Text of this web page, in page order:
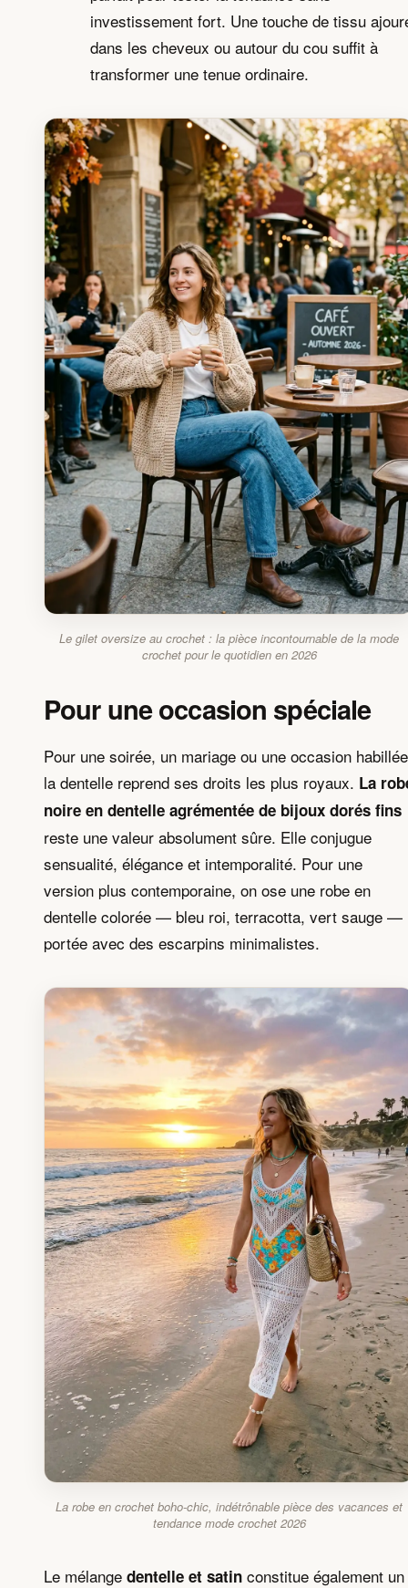
investissement fort. Une touche de tissu
dans les cheveux ou autour du cou suffit à
transformer une tenue ordinaire.
Le gilet oversize au crochet : la pièce incontournable de la mode
crochet pour le quotidien en 2026
Pour une occasion spéciale
Pour une soirée, un mariage ou une occasion
la dentelle reprend ses droits les plus royaux. La
noire en dentelle agrémentée de bijoux dorés fins
reste une valeur absolument sûre. Elle conjugue
sensualité, élégance et intemporalité. Pour une
version plus contemporaine, on ose une robe en
dentelle colorée — bleu roi, terracotta, vert sauge —
portée avec des escarpins minimalistes.
La robe en crochet boho-chic, indétrônable pièce des vacances et
tendance mode crochet 2026
Le mélange dentelle et satin constitue également un